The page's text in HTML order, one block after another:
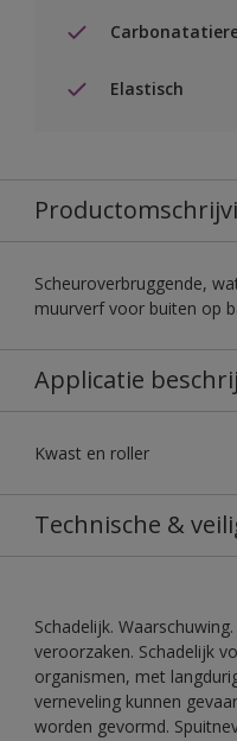
Elastisch
Scheuroverbruggende,
muurverf voor buiten op
Applicatie
Kwast en roller
Technische &
Schadelijk.
veroorzaken. Schadelijk
organismen, met
verneveling kunnen
worden gevormd.